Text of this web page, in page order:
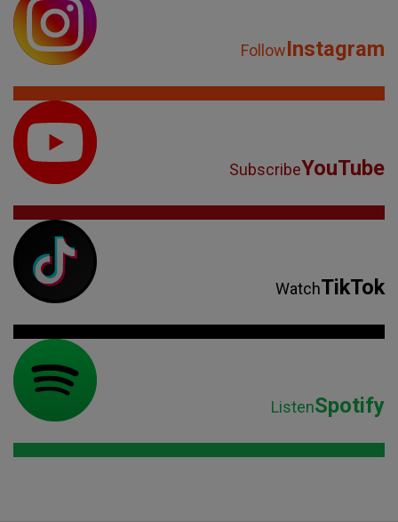
FollowInstagram
SubscribeYouTube
WatchTikTok
ListenSpotify